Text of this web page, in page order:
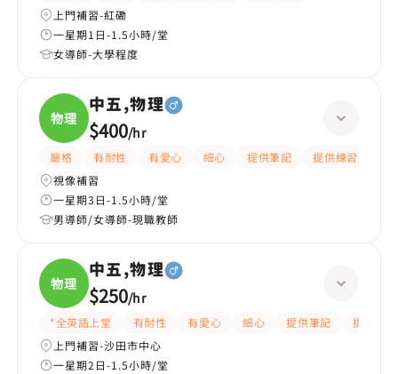
上門補習-紅磡
一星期1日-1.5小時/堂
女導師-大學程度
物理
中五,物理
$400/hr
嚴格 有耐性 有愛心 細心 提供筆記
提供練習題/試題
視像補習
一星期3日-1.5小時/堂
男導師/女導師-現職教師
物理
中五,物理
$250/hr
*全英語上堂 有耐性 有愛心 細心 提供筆記
提供練
上門補習-沙田市中心
一星期2日-1.5小時/堂